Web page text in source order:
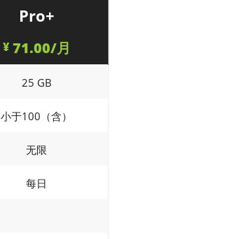
Pro+
¥71.00/月
25 GB
小于100（含）
无限
每日